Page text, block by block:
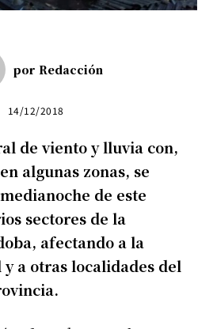
por Redacción
14/12/2018
de viento y lluvia con,
algunas zonas, se
de este
sectores de la
afectando a la
a otras localidades del